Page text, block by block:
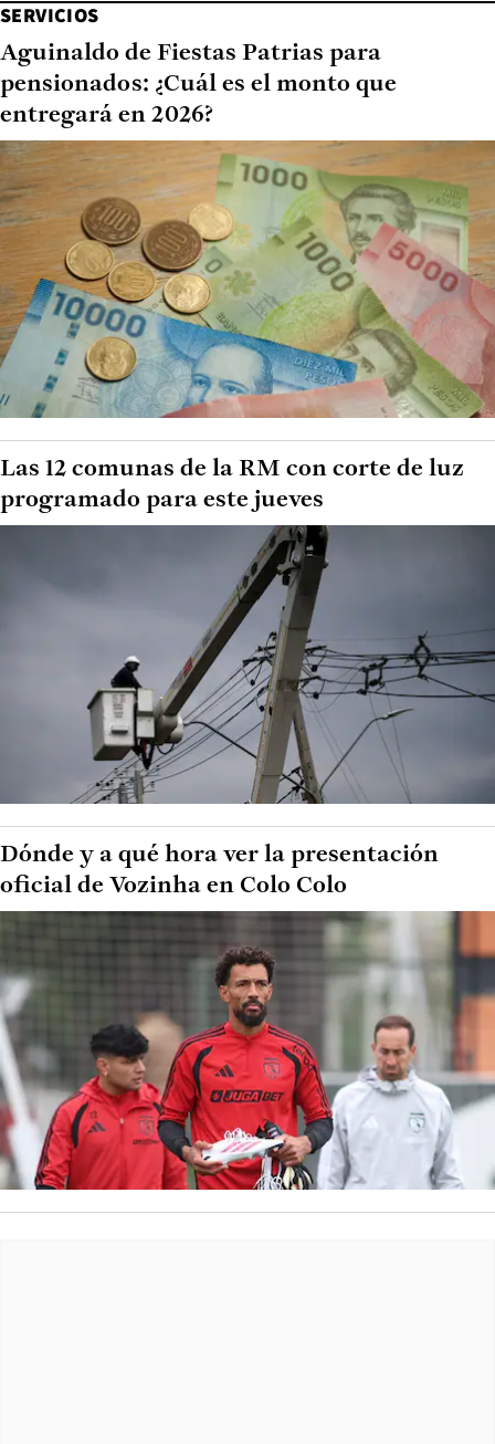
SERVICIOS
Aguinaldo de Fiestas Patrias para
pensionados: ¿Cuál es el monto que
entregará en 2026?
Las 12 comunas de la RM con corte de luz
programado para este jueves
Dónde y a qué hora ver la presentación
oficial de Vozinha en Colo Colo